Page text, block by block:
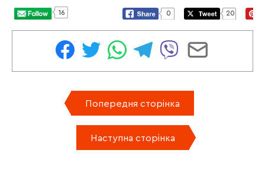
16 0 20
Попередня сторінка
Наступна сторінка